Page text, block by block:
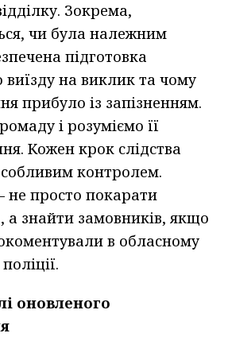
Зокрема,
чи була належним
підготовка
виїзду на виклик та чому
прибуло із запізненням.
і розуміємо її
Кожен крок слідства
контролем.
не просто покарати
а знайти замовників, якщо
в обласному
оновленого